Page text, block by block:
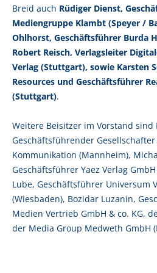
Breid auch Rüdiger Dienst,
Mediengruppe Klambt (Speyer /
Ohlhorst, Geschäftsführer Burda
Robert Reisch, Verlagsleiter
Verlag (Stuttgart), sowie Karsten
Resources und Geschäftsführer
(Stuttgart).
Weitere Beisitzer im Vorstand
Geschäftsführender
Kommunikation (Mannheim),
Geschäftsführer Yaez Verlag
Lube, Geschäftsführer Universum
(Wiesbaden), Bozidar Luzanin,
Medien Vertrieb GmbH & co. KG,
der Media Group Medweth GmbH